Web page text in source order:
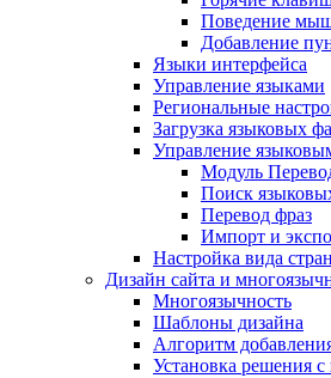
Поведение
Добавление
Языки интерфейса
Управление языками
Региональные
Загрузка языковых
Управление
Mодуль
Поиск
Перевод фраз
Импорт и
Настройка вида
Дизайн сайта и
Многоязычность
Шаблоны дизайна
Алгоритм
Установка решения